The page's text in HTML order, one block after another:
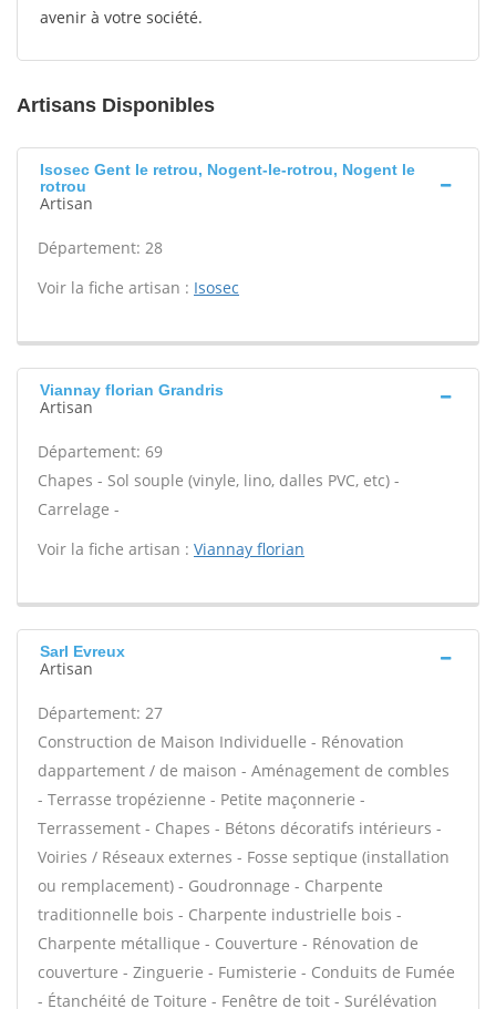
avenir à votre société.
Artisans Disponibles
Isosec Gent le retrou, Nogent-le-rotrou, Nogent le
rotrou
Artisan
Département: 28
Voir la fiche artisan : Isosec
Viannay florian Grandris
Artisan
Département: 69
Chapes - Sol souple (vinyle, lino, dalles PVC, etc) -
Carrelage -
Voir la fiche artisan : Viannay florian
Sarl Evreux
Artisan
Département: 27
Construction de Maison Individuelle - Rénovation
dappartement / de maison - Aménagement de combles
- Terrasse tropézienne - Petite maçonnerie -
Terrassement - Chapes - Bétons décoratifs intérieurs -
Voiries / Réseaux externes - Fosse septique (installation
ou remplacement) - Goudronnage - Charpente
traditionnelle bois - Charpente industrielle bois -
Charpente métallique - Couverture - Rénovation de
couverture - Zinguerie - Fumisterie - Conduits de Fumée
- Étanchéité de Toiture - Fenêtre de toit - Surélévation